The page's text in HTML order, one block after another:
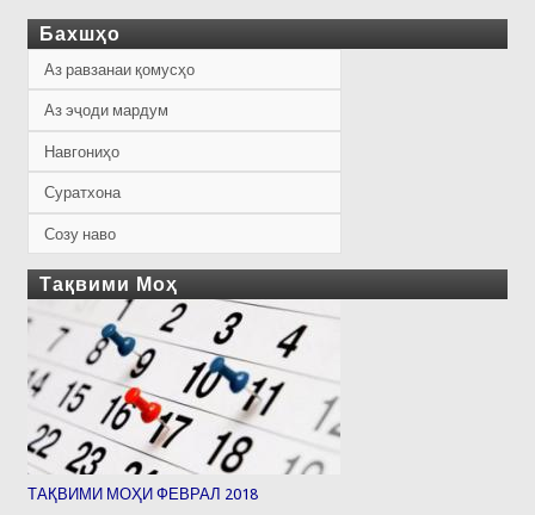
Бахшҳо
Аз равзанаи қомусҳо
Аз эҷоди мардум
Навгониҳо
Суратхона
Созу наво
Тақвими Моҳ
ТАҚВИМИ МОҲИ ФЕВРАЛ 2018